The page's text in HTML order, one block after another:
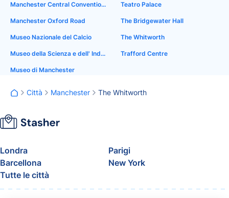
Manchester Central Convention Complex
Manchester Oxford Road
Museo Nazionale del Calcio
Museo della Scienza e dell' Industria
Museo di Manchester
Teatro Palace
The Bridgewater Hall
The Whitworth
Trafford Centre
Città Manchester The Whitworth
Londra
Parigi
Barcellona
New York
Tutte le città